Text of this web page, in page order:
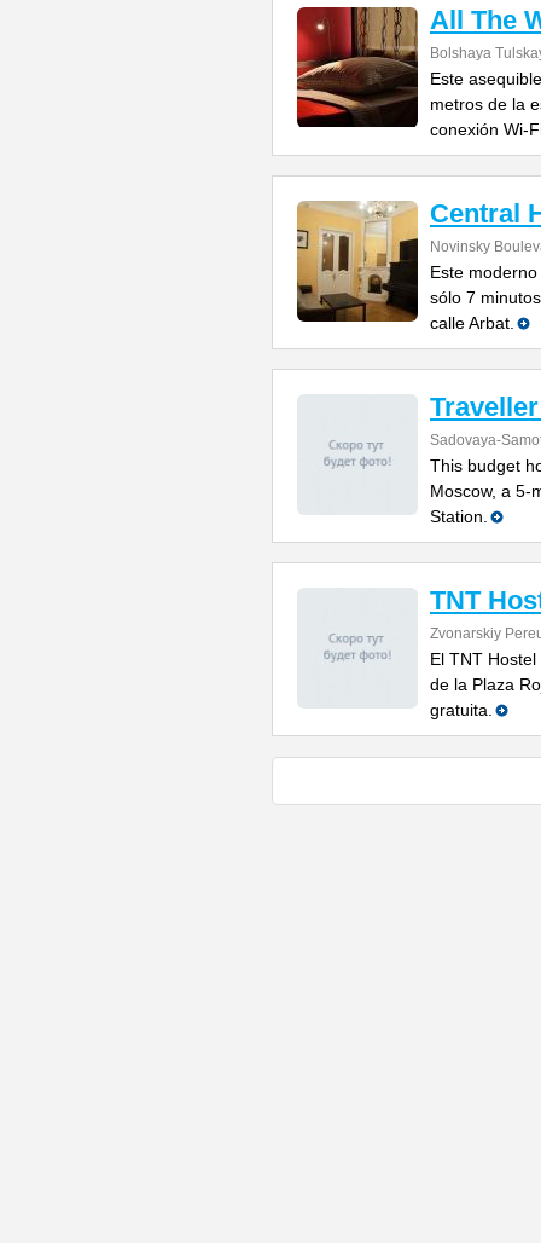
All The
Bolshaya
Este
metros de la
conexión Wi-
Central
Novinsky
Este
sólo 7
calle Arbat.
Sadovaya-
This budget
Moscow, a 5-
Station.
TNT
Zvonarskiy
El TNT
de la Plaza
gratuita.